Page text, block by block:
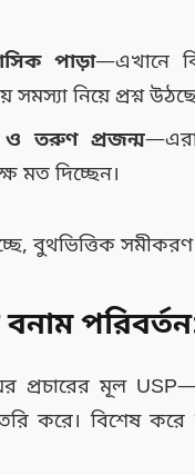
পাড়া—এখানে
সমস্যা নিয়ে প্রশ্ন
তরুণ প্রজন্ম
মত দিচ্ছেন।
বুথভিত্তিক
প্রচারের মূল
করে। বিশেষ